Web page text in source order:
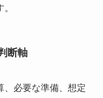
断軸
、必要な準備、想定